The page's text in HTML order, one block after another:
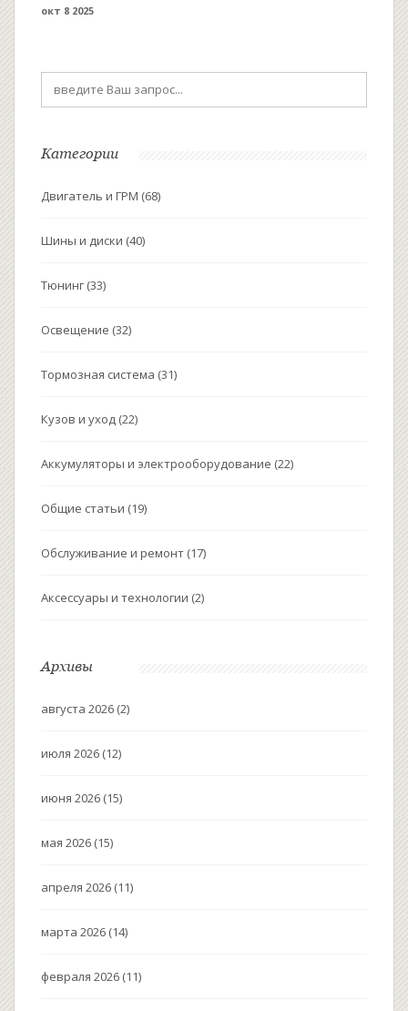
окт 8 2025
Категории
Двигатель и ГРМ (68)
Шины и диски (40)
Тюнинг (33)
Освещение (32)
Тормозная система (31)
Кузов и уход (22)
Аккумуляторы и электрооборудование (22)
Общие статьи (19)
Обслуживание и ремонт (17)
Аксессуары и технологии (2)
Архивы
августа 2026 (2)
июля 2026 (12)
июня 2026 (15)
мая 2026 (15)
апреля 2026 (11)
марта 2026 (14)
февраля 2026 (11)